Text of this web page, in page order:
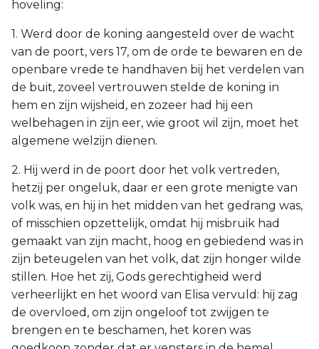
hoveling:
1. Werd door de koning aangesteld over de wacht
van de poort, vers 17, om de orde te bewaren en de
openbare vrede te handhaven bij het verdelen van
de buit, zoveel vertrouwen stelde de koning in
hem en zijn wijsheid, en zozeer had hij een
welbehagen in zijn eer, wie groot wil zijn, moet het
algemene welzijn dienen.
2. Hij werd in de poort door het volk vertreden,
hetzij per ongeluk, daar er een grote menigte van
volk was, en hij in het midden van het gedrang was,
of misschien opzettelijk, omdat hij misbruik had
gemaakt van zijn macht, hoog en gebiedend was in
zijn beteugelen van het volk, dat zijn honger wilde
stillen. Hoe het zij, Gods gerechtigheid werd
verheerlijkt en het woord van Elisa vervuld: hij zag
de overvloed, om zijn ongeloof tot zwijgen te
brengen en te beschamen, het koren was